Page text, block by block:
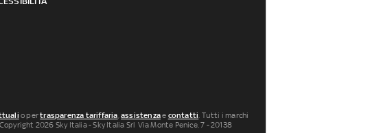
o pertrasparenza tariffaria,assistenzae contatti. Tutti i marchi
2026 Sky Italia - Sky Italia Srl Via Monte Penice, 7 - 20138